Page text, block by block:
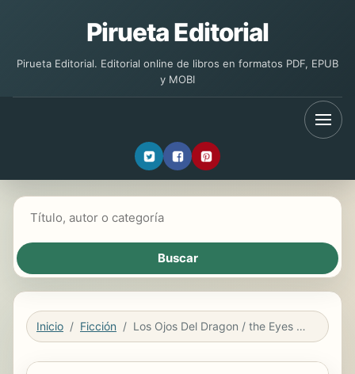
Pirueta Editorial
Pirueta Editorial. Editorial online de libros en formatos PDF, EPUB
y MOBI
Inicio Ficción Los Ojos Del Dragon / the Eyes of the Dragon